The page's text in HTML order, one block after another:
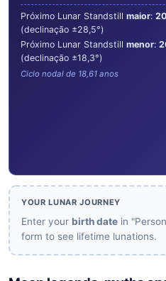
Próximo Lunar Standstill maior:
(declinação ±28,5°)
Próximo Lunar Standstill menor:
(declinação ±18,3°)
Ciclo nodal de 18,61 anos
YOUR LUNAR JOURNEY
Enter your birth date in
form to see lifetime lunations.